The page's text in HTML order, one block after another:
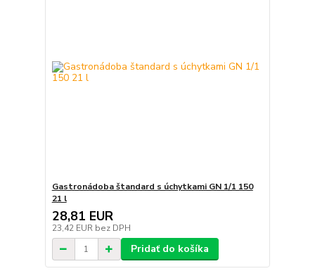
Gastronádoba štandard s úchytkami GN 1/1 150
21 l
28,81 EUR
23,42 EUR bez DPH
Pridať do košíka